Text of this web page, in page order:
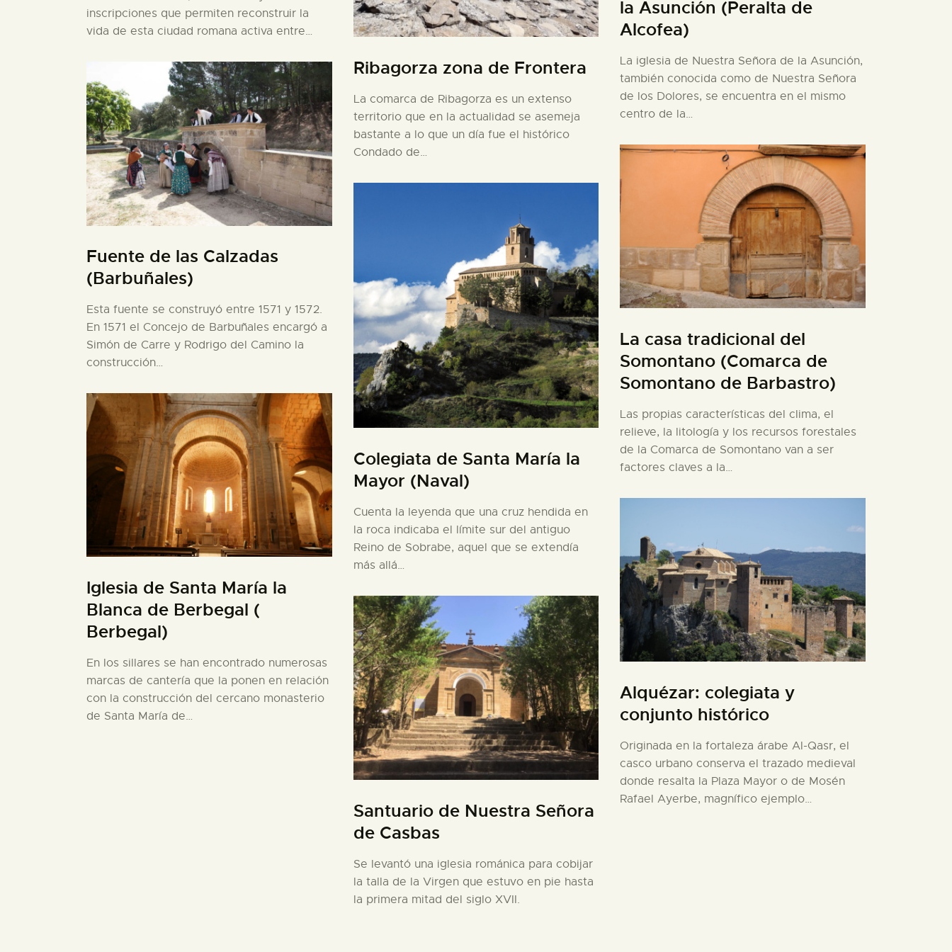
inscripciones que permiten reconstruir la
vida de esta ciudad romana activa entre…
Ribagorza zona de Frontera
La comarca de Ribagorza es un extenso
territorio que en la actualidad se asemeja
bastante a lo que un día fue el histórico
Condado de…
la Asunción (Peralta de
Alcofea)
La iglesia de Nuestra Señora de la Asunción,
también conocida como de Nuestra Señora
de los Dolores, se encuentra en el mismo
centro de la…
Fuente de las Calzadas
(Barbuñales)
Esta fuente se construyó entre 1571 y 1572.
En 1571 el Concejo de Barbuñales encargó a
Simón de Carre y Rodrigo del Camino la
construcción…
La casa tradicional del
Somontano (Comarca de
Somontano de Barbastro)
Las propias características del clima, el
relieve, la litología y los recursos forestales
de la Comarca de Somontano van a ser
factores claves a la…
Colegiata de Santa María la
Mayor (Naval)
Cuenta la leyenda que una cruz hendida en
la roca indicaba el límite sur del antiguo
Reino de Sobrabe, aquel que se extendía
más allá…
Iglesia de Santa María la
Blanca de Berbegal (
Berbegal)
En los sillares se han encontrado numerosas
marcas de cantería que la ponen en relación
con la construcción del cercano monasterio
de Santa María de…
Alquézar: colegiata y
conjunto histórico
Originada en la fortaleza árabe Al-Qasr, el
casco urbano conserva el trazado medieval
donde resalta la Plaza Mayor o de Mosén
Rafael Ayerbe, magnífico ejemplo…
Santuario de Nuestra Señora
de Casbas
Se levantó una iglesia románica para cobijar
la talla de la Virgen que estuvo en pie hasta
la primera mitad del siglo XVII.